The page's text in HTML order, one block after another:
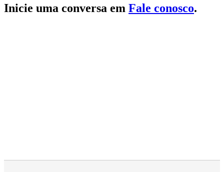
Inicie uma conversa em Fale conosco.